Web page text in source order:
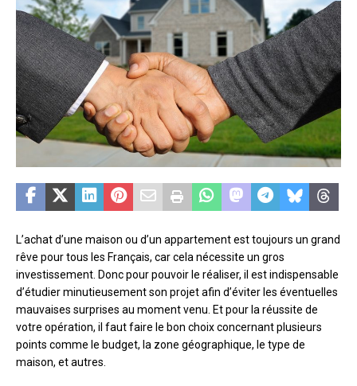
L’achat d’une maison ou d’un appartement est toujours un grand
rêve pour tous les Français, car cela nécessite un gros
investissement. Donc pour pouvoir le réaliser, il est indispensable
d’étudier minutieusement son projet afin d’éviter les éventuelles
mauvaises surprises au moment venu. Et pour la réussite de
votre opération, il faut faire le bon choix concernant plusieurs
points comme le budget, la zone géographique, le type de
maison, et autres.